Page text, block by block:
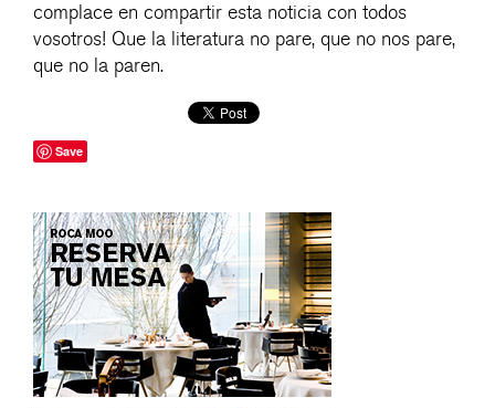
complace en compartir esta noticia con todos
vosotros! Que la literatura no pare, que no nos pare,
que no la paren.
Save